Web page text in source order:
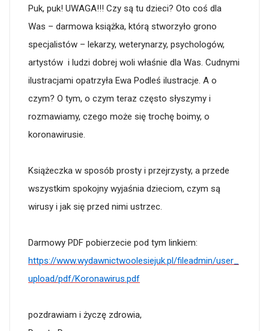
Puk, puk! UWAGA!!! Czy są tu dzieci? Oto coś dla
Was – darmowa książka, którą stworzyło grono
specjalistów – lekarzy, weterynarzy, psychologów,
artystów i ludzi dobrej woli właśnie dla Was. Cudnymi
ilustracjami opatrzyła Ewa Podleś ilustracje. A o
czym? O tym, o czym teraz często słyszymy i
rozmawiamy, czego może się trochę boimy, o
koronawirusie.
Książeczka w sposób prosty i przejrzysty, a przede
wszystkim spokojny wyjaśnia dzieciom, czym są
wirusy i jak się przed nimi ustrzec.
Darmowy PDF pobierzecie pod tym linkiem:
https://www.wydawnictwoolesiejuk.pl/fileadmin/user_
upload/pdf/Koronawirus.pdf
pozdrawiam i życzę zdrowia,